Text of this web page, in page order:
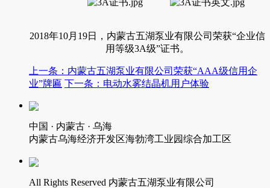
2018年10月19日，内蒙古五湖泵业有限公司荣获“企业信
用等级3A级”证书。
上一条：内蒙古五湖泵业有限公司荣获“AAA级信用企
业”牌匾 下一条：电动水雾结晶机用户体验
中国 · 内蒙古 · 乌海
内蒙古乌海经济开发区海勃湾工业园综合加工区
All Rights Reserved 内蒙古五湖泵业有限公司